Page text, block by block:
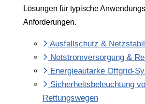
Lösungen für typische
Anforderungen.
Ausfallschutz &
Notstromversorgung &
Energieautarke Offgrid-
Sicherheitsbeleuchtung
Rettungswegen